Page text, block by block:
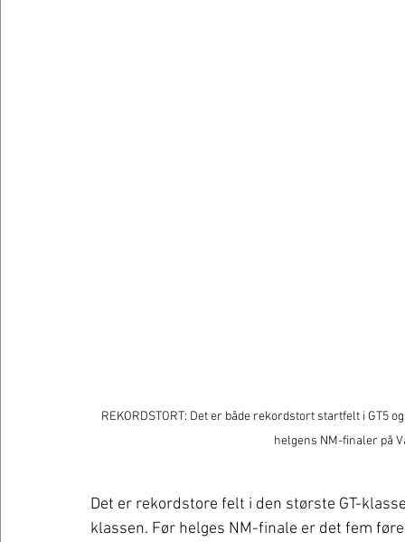
REKORDSTORT: Det er både rekordstort startfelt i
helgens NM-finaler på
Det er rekordstore felt i den største GT-
klassen. Før helges NM-finale er det fem